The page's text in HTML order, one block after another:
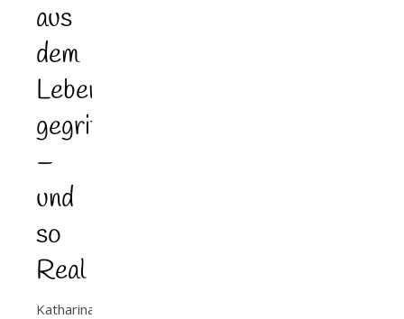
aus
dem
Leben
gegriffen
–
und
so
Real
Katharina